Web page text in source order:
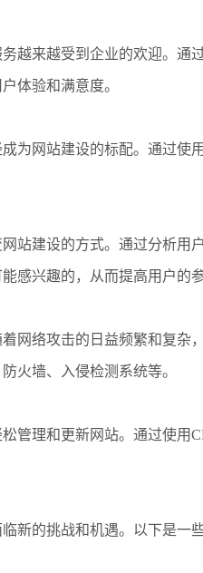
越来越受到企业的欢迎。
体验和满意度。
为网站建设的标配。通过
站建设的方式。通过分析
感兴趣的，从而提高用户的
网络攻击的日益频繁和复杂
火墙、入侵检测系统等。
管理和更新网站。通过使用
新的挑战和机遇。以下是一